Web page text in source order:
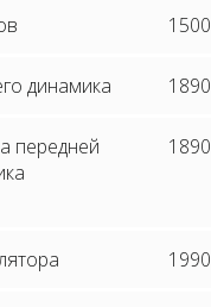
1500
динамика 1890
передней
1890
1990